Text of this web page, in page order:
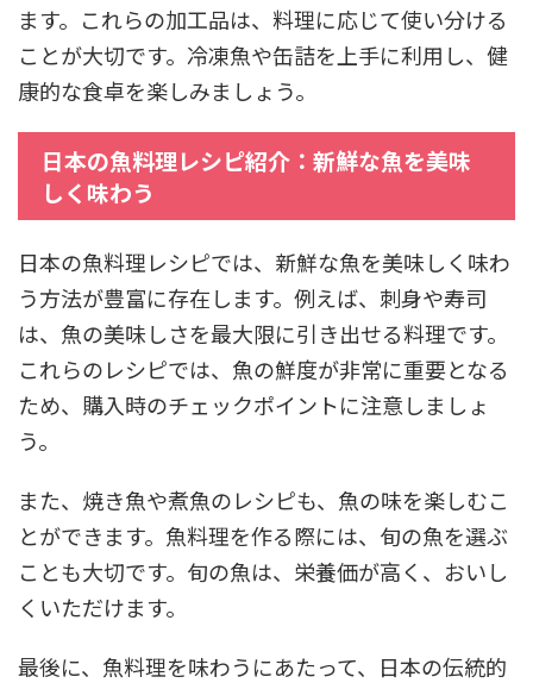
ます。これらの加工品は、料理に応じて使い分ける
ことが大切です。冷凍魚や缶詰を上手に利用し、健
康的な食卓を楽しみましょう。
日本の魚料理レシピ紹介：新鮮な魚を美味
しく味わう
日本の魚料理レシピでは、新鮮な魚を美味しく味わ
う方法が豊富に存在します。例えば、刺身や寿司
は、魚の美味しさを最大限に引き出せる料理です。
これらのレシピでは、魚の鮮度が非常に重要となる
ため、購入時のチェックポイントに注意しましょ
う。
また、焼き魚や煮魚のレシピも、魚の味を楽しむこ
とができます。魚料理を作る際には、旬の魚を選ぶ
ことも大切です。旬の魚は、栄養価が高く、おいし
くいただけます。
最後に、魚料理を味わうにあたって、日本の伝統的